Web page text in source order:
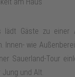
lädt Gäste zu einer
Innen- wie
Sauerland‑Tour
und Alt.